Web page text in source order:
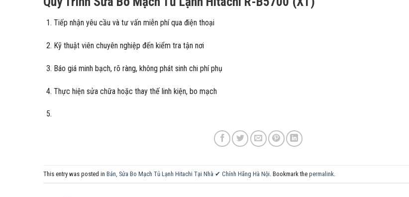
Tiếp nhận yêu cầu và tư vấn miễn phí qua điện thoại
Kỹ thuật viên chuyên nghiệp đến kiểm tra tận nơi
Báo giá minh bạch, rõ ràng, không phát sinh chi phí phụ
Thực hiện sửa chữa hoặc thay thế linh kiện, bo mạch
This entry was posted in Bán, Sửa Bo Mạch Tủ Lạnh Hitachi Tại Nhà ✔ Chính Hãng Hà Nội . Bookmark the permalink